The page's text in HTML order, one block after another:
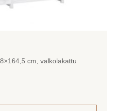
cm, valkolakattu